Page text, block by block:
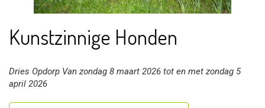
Kunstzinnige Honden
Dries Opdorp Van zondag 8 maart 2026 tot en met zondag 5
april 2026